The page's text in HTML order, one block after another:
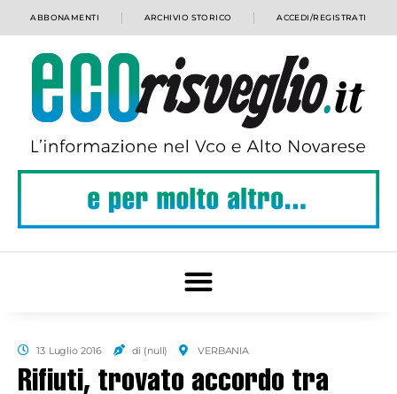
ABBONAMENTI ARCHIVIO STORICO ACCEDI/REGISTRATI
13 Luglio 2016 di (null) VERBANIA
Rifiuti, trovato accordo tra